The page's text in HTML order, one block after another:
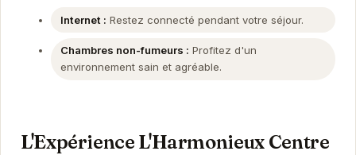
Internet : Restez connecté pendant votre séjour.
Chambres non-fumeurs : Profitez d'un
environnement sain et agréable.
L'Expérience L'Harmonieux Centre